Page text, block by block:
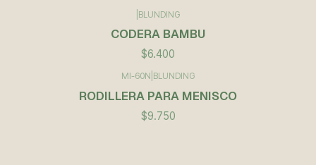
BLUNDING
CODERA BAMBU
$6.400
MI-60N BLUNDING
RODILLERA PARA MENISCO
$9.750